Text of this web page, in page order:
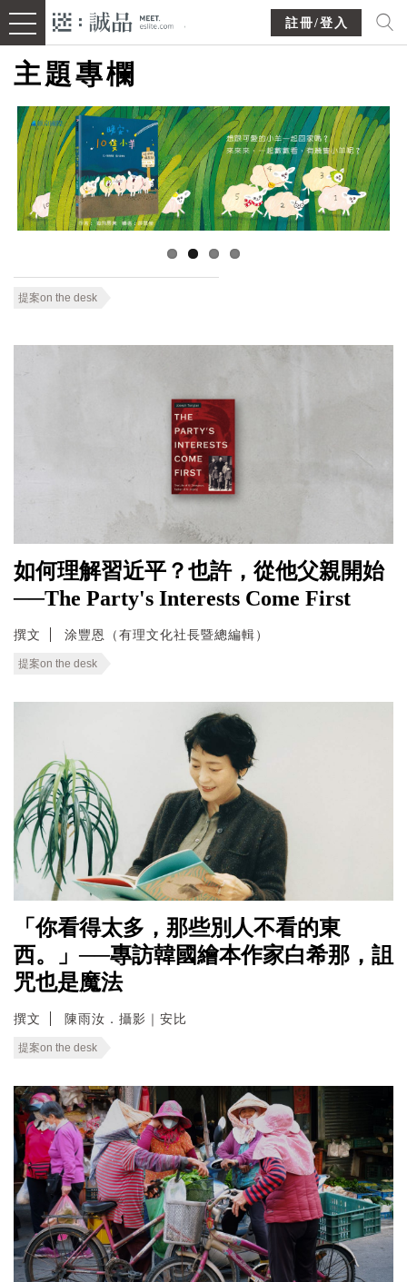
註冊/登入
主題專欄
提案on the desk
如何理解習近平？也許，從他父親開始
──The Party's Interests Come First
撰文 涂豐恩（有理文化社長暨總編輯）
提案on the desk
「你看得太多，那些別人不看的東
西。」──專訪韓國繪本作家白希那，詛
咒也是魔法
撰文 陳雨汝．攝影｜安比
提案on the desk